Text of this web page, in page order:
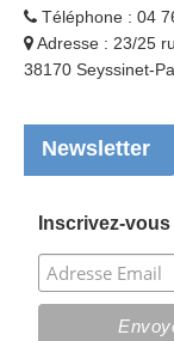
Téléphone : 04
Adresse : 23/25
38170 Seyssinet-
Newsletter
Inscrivez-